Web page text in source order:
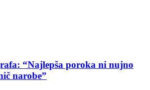
“Najlepša poroka ni nujno
narobe”